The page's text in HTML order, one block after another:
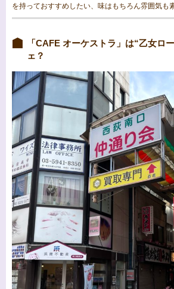
を持っておすすめしたい、味はもちろん雰囲気も
「CAFE オーケストラ」は“乙女ロ
ェ？